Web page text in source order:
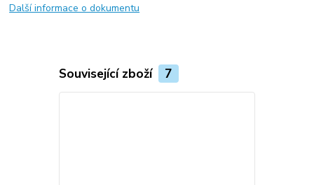
Další informace o dokumentu
Související zboží 7